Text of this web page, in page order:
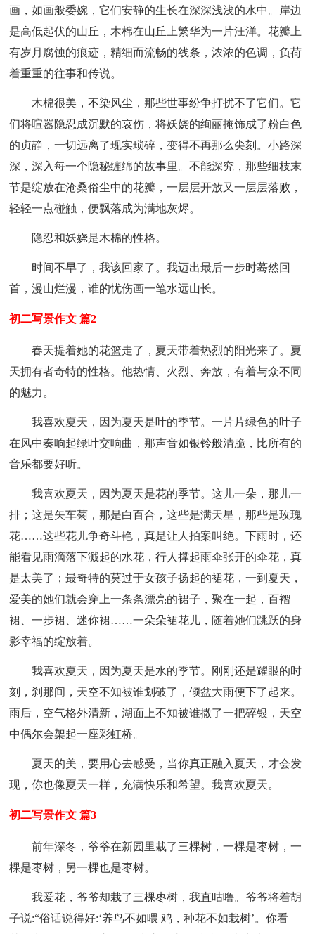
画，如画般委婉，它们安静的生长在深深浅浅的水中。岸边
是高低起伏的山丘，木棉在山丘上繁华为一片汪洋。花瓣上
有岁月腐蚀的痕迹，精细而流畅的线条，浓浓的色调，负荷
着重重的往事和传说。
木棉很美，不染风尘，那些世事纷争打扰不了它们。它
们将喧嚣隐忍成沉默的哀伤，将妖娆的绚丽掩饰成了粉白色
的贞静，一切远离了现实琐碎，变得不再那么尖刻。小路深
深，深入每一个隐秘缠绵的故事里。不能深究，那些细枝末
节是绽放在沧桑俗尘中的花瓣，一层层开放又一层层落败，
轻轻一点碰触，便飘落成为满地灰烬。
隐忍和妖娆是木棉的性格。
时间不早了，我该回家了。我迈出最后一步时蓦然回
首，漫山烂漫，谁的忧伤画一笔水远山长。
初二写景作文 篇2
春天提着她的花篮走了，夏天带着热烈的阳光来了。夏
天拥有者奇特的性格。他热情、火烈、奔放，有着与众不同
的魅力。
我喜欢夏天，因为夏天是叶的季节。一片片绿色的叶子
在风中奏响起绿叶交响曲，那声音如银铃般清脆，比所有的
音乐都要好听。
我喜欢夏天，因为夏天是花的季节。这儿一朵，那儿一
排；这是矢车菊，那是白百合，这些是满天星，那些是玫瑰
花……这些花儿争奇斗艳，真是让人拍案叫绝。下雨时，还
能看见雨滴落下溅起的水花，行人撑起雨伞张开的伞花，真
是太美了；最奇特的莫过于女孩子扬起的裙花，一到夏天，
爱美的她们就会穿上一条条漂亮的裙子，聚在一起，百褶
裙、一步裙、迷你裙……一朵朵裙花儿，随着她们跳跃的身
影幸福的绽放着。
我喜欢夏天，因为夏天是水的季节。刚刚还是耀眼的时
刻，刹那间，天空不知被谁划破了，倾盆大雨便下了起来。
雨后，空气格外清新，湖面上不知被谁撒了一把碎银，天空
中偶尔会架起一座彩虹桥。
夏天的美，要用心去感受，当你真正融入夏天，才会发
现，你也像夏天一样，充满快乐和希望。我喜欢夏天。
初二写景作文 篇3
前年深冬，爷爷在新园里栽了三棵树，一棵是枣树，一
棵是枣树，另一棵也是枣树。
我爱花，爷爷却栽了三棵枣树，我直咕噜。爷爷将着胡
子说:“俗话说得好:‘养鸟不如喂 鸡，种花不如栽树’。你看